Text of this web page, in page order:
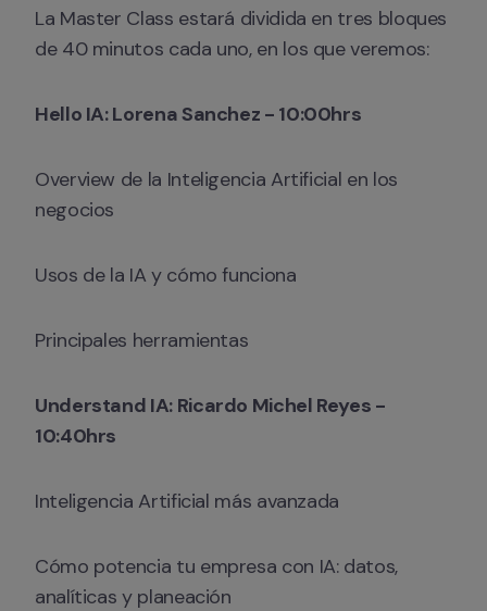
La Master Class estará dividida en tres bloques
de 40 minutos cada uno, en los que veremos:
Hello IA: Lorena Sanchez - 10:00hrs
Overview de la Inteligencia Artificial en los
negocios
Usos de la IA y cómo funciona
Principales herramientas
Understand IA: Ricardo Michel Reyes -
10:40hrs
Inteligencia Artificial más avanzada
Cómo potencia tu empresa con IA: datos,
analíticas y planeación